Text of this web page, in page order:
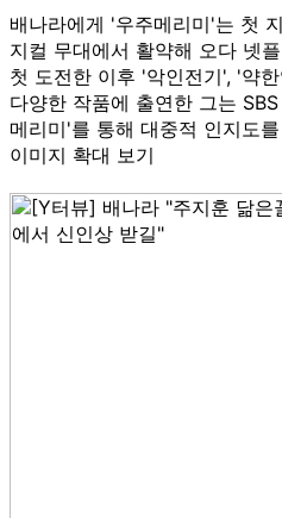
배나라에게 '우주메리미'는 첫
지컬 무대에서 활약해 오다 넷
첫 도전한 이후 '악인전기', '약
다양한 작품에 출연한 그는
메리미'를 통해 대중적 인지도
이미지 확대 보기